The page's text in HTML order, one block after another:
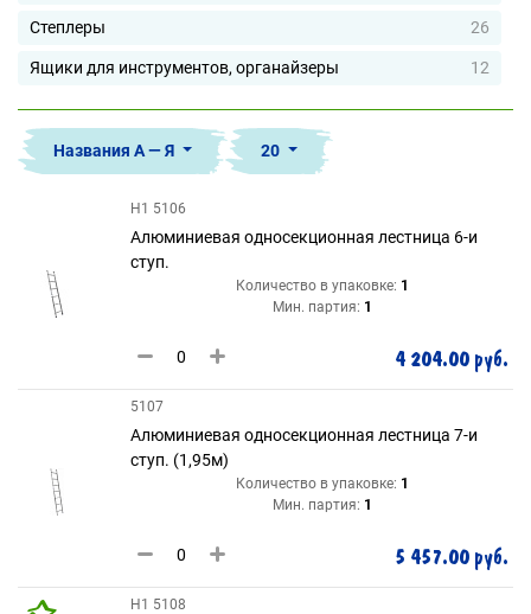
Степлеры 26
Ящики для инструментов, органайзеры 12
Названия А — Я 20
H1 5106
Алюминиевая односекционная лестница 6-и
ступ.
Количество в упаковке: 1
Мин. партия: 1
4 204.00 руб.
5107
Алюминиевая односекционная лестница 7-и
ступ. (1,95м)
Количество в упаковке: 1
Мин. партия: 1
5 457.00 руб.
H1 5108